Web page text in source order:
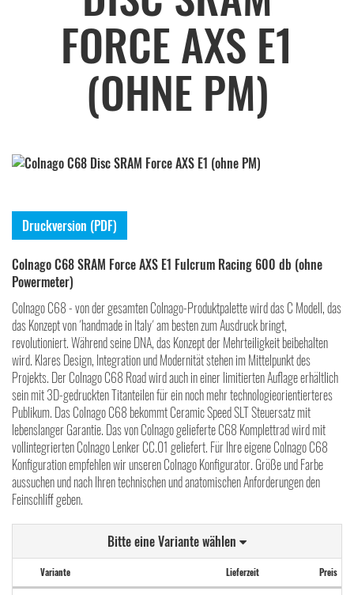
FORCE AXS E1
(OHNE PM)
Druckversion (PDF)
Colnago C68 SRAM Force AXS E1 Fulcrum Racing 600 db (ohne
Powermeter)
Colnago C68 - von der gesamten Colnago-Produktpalette wird das C Modell, das
das Konzept von ´handmade in Italy´ am besten zum Ausdruck bringt,
revolutioniert. Während seine DNA, das Konzept der Mehrteiligkeit beibehalten
wird. Klares Design, Integration und Modernität stehen im Mittelpunkt des
Projekts. Der Colnago C68 Road wird auch in einer limitierten Auflage erhältlich
sein mit 3D-gedruckten Titanteilen für ein noch mehr technologieorientierteres
Publikum. Das Colnago C68 bekommt Ceramic Speed SLT Steuersatz mit
lebenslanger Garantie. Das von Colnago gelieferte C68 Komplettrad wird mit
vollintegrierten Colnago Lenker CC.01 geliefert. Für Ihre eigene Colnago C68
Konfiguration empfehlen wir unseren Colnago Konfigurator. Größe und Farbe
aussuchen und nach Ihren technischen und anatomischen Anforderungen den
Feinschliff geben.
Bitte eine Variante wählen
Variante Lieferzeit Preis